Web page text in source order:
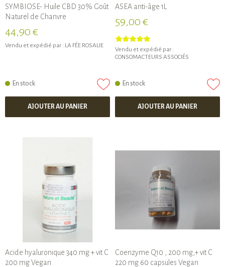
SYMBIOSE- Huile CBD 30% Goût
Naturel de Chanvre
44,90 €
Vendu et expédié par : LA FÉE ROSALIE
En stock
AJOUTER AU PANIER
ASEA anti-âge 1L
59,00 €
Vendu et expédié par :
CONSOMACTEURS ASSOCIÉS
En stock
AJOUTER AU PANIER
Acide hyaluronique 340 mg + vit C
200 mg Vegan
Coenzyme Q10 , 200 mg,+ vit C
220 mg 60 capsules Vegan